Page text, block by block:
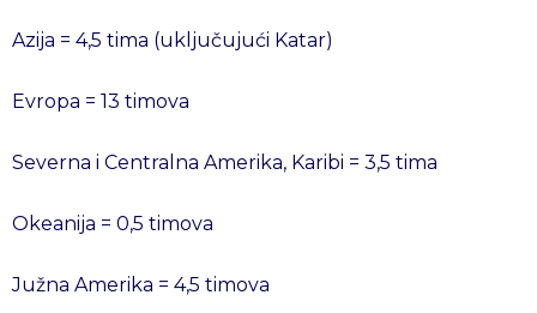
Azija = 4,5 tima (uključujući Katar)
Evropa = 13 timova
Severna i Centralna Amerika, Karibi = 3,5 tima
Okeanija = 0,5 timova
Južna Amerika = 4,5 timova